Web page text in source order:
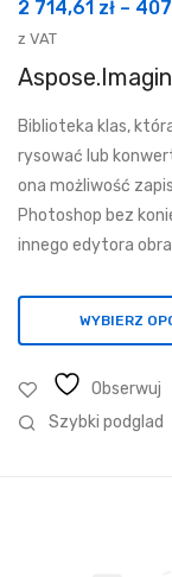
2 714,61 zł –
z VAT
Biblioteka klas,
rysować lub
ona możliwość
Photoshop bez
innego edytora
WYBIERZ
Obserwuj
Szybki podglad